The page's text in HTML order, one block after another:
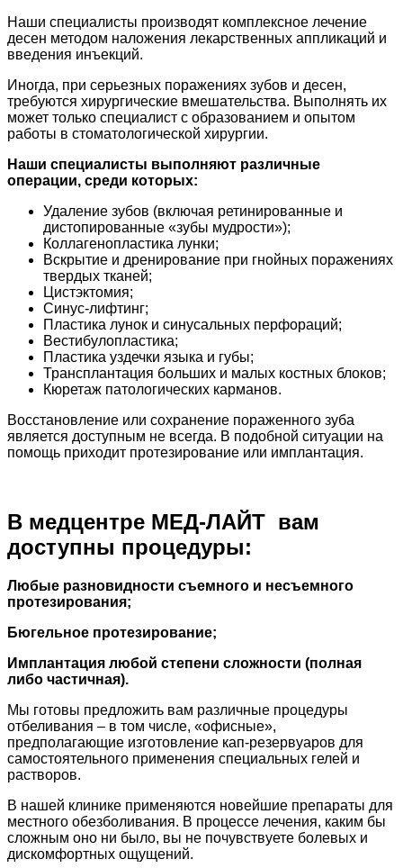
Наши специалисты производят комплексное лечение
десен методом наложения лекарственных аппликаций и
введения инъекций.
Иногда, при серьезных поражениях зубов и десен,
требуются хирургические вмешательства. Выполнять их
может только специалист с образованием и опытом
работы в стоматологической хирургии.
Наши специалисты выполняют различные
операции, среди которых:
Удаление зубов (включая ретинированные и
дистопированные «зубы мудрости»);
Коллагенопластика лунки;
Вскрытие и дренирование при гнойных поражениях
твердых тканей;
Цистэктомия;
Синус-лифтинг;
Пластика лунок и синусальных перфораций;
Вестибулопластика;
Пластика уздечки языка и губы;
Трансплантация больших и малых костных блоков;
Кюретаж патологических карманов.
Восстановление или сохранение пораженного зуба
является доступным не всегда. В подобной ситуации на
помощь приходит протезирование или имплантация.
В медцентре МЕД-ЛАЙТ вам
доступны процедуры:
Любые разновидности съемного и несъемного
протезирования;
Бюгельное протезирование;
Имплантация любой степени сложности (полная
либо частичная).
Мы готовы предложить вам различные процедуры
отбеливания – в том числе, «офисные»,
предполагающие изготовление кап-резервуаров для
самостоятельного применения специальных гелей и
растворов.
В нашей клинике применяются новейшие препараты для
местного обезболивания. В процессе лечения, каким бы
сложным оно ни было, вы не почувствуете болевых и
дискомфортных ощущений.